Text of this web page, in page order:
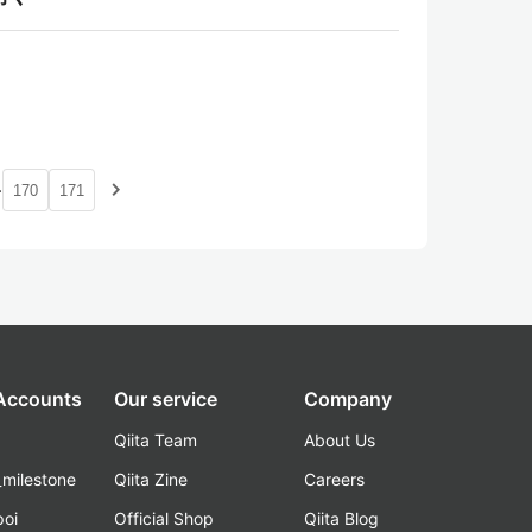
170 171 navigate_next
Our service
Qiita Team
Qiita Zine
Official Shop
Company
About Us
Careers
Qiita Blog